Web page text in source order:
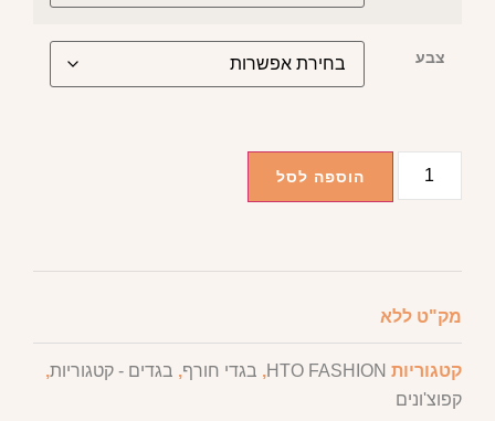
צבע
הוספה לסל
מק"ט ללא
קטגוריות HTO FASHION
, בגדי חורף, בגדים - קטגוריות,
קפוצ'ונים